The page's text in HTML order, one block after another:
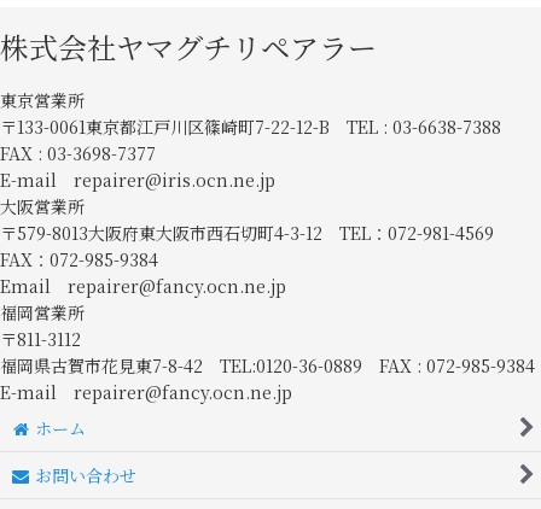
株式会社ヤマグチリペアラー
東京営業所
〒133-0061東京都江戸川区篠崎町7-22-12-B TEL : 03-6638-7388
FAX : 03-3698-7377
E-mail repairer@iris.ocn.ne.jp
大阪営業所
〒579-8013大阪府東大阪市西石切町4-3-12 TEL：072-981-4569
FAX：072-985-9384
Email repairer@fancy.ocn.ne.jp
福岡営業所
〒811-3112
福岡県古賀市花見東7-8-42 TEL:0120-36-0889 FAX : 072-985-9384
E-mail repairer@fancy.ocn.ne.jp
ホーム
お問い合わせ